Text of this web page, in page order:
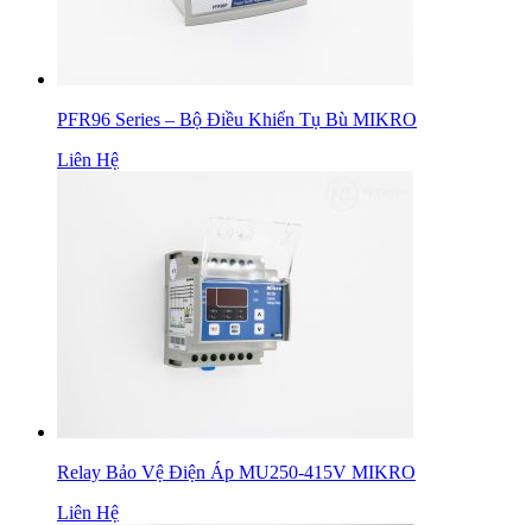
PFR96 Series – Bộ Điều Khiển Tụ Bù MIKRO
Liên Hệ
Relay Bảo Vệ Điện Áp MU250-415V MIKRO
Liên Hệ